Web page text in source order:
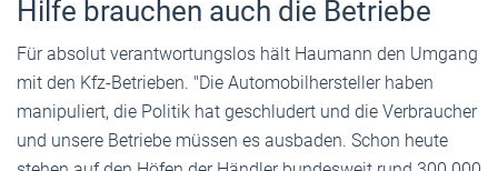
Hilfe brauchen auch die Betriebe
Für absolut verantwortungslos hält Haumann den Umgang
mit den Kfz-Betrieben. "Die Automobilhersteller haben
manipuliert, die Politik hat geschludert und die Verbraucher
und unsere Betriebe müssen es ausbaden. Schon heute